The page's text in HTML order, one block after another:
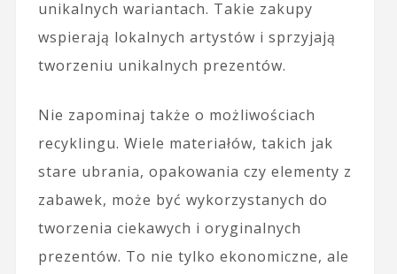
unikalnych wariantach. Takie zakupy
wspierają lokalnych artystów i sprzyjają
tworzeniu unikalnych prezentów.
Nie zapominaj także o możliwościach
recyklingu. Wiele materiałów, takich jak
stare ubrania, opakowania czy elementy z
zabawek, może być wykorzystanych do
tworzenia ciekawych i oryginalnych
prezentów. To nie tylko ekonomiczne, ale